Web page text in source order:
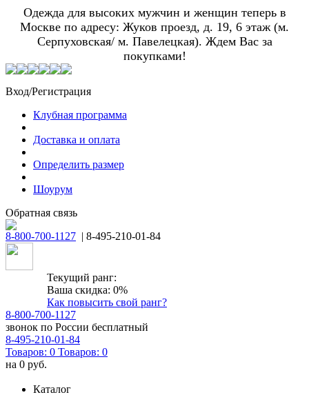
Одежда для высоких мужчин и женщин теперь в
Москве по адресу: Жуков проезд, д. 19, 6 этаж (м.
Серпуховская/ м. Павелецкая). Ждем Вас за
покупками!
Вход/Регистрация
Клубная программа
Доставка и оплата
Определить размер
Шоурум
Обратная связь
8-800-700-1127 | 8-495-210-01-84
Текущий ранг:
Ваша скидка: 0%
Как повысить свой ранг?
8-800-700-1127
звонок по России бесплатный
8-495-210-01-84
Товаров: 0 Товаров: 0
на 0 руб.
Каталог